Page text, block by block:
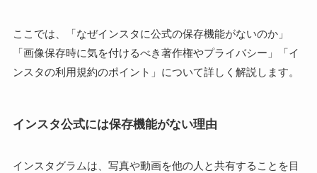
ここでは、「なぜインスタに公式の保存機能がないのか」
「画像保存時に気を付けるべき著作権やプライバシー」「イ
ンスタの利用規約のポイント」について詳しく解説します。
インスタ公式には保存機能がない理由
インスタグラムは、写真や動画を他の人と共有することを目